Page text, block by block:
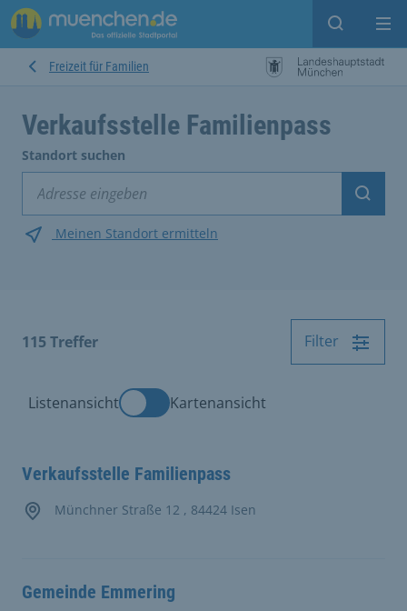
Suche
Freizeit für Familien
Verkaufsstelle Familienpass
Standort suchen
Meinen Standort ermitteln
115 Treffer Filter
Listenansicht Kartenansicht
Verkaufsstelle Familienpass
Münchner Straße 12 , 84424 Isen
Gemeinde Emmering